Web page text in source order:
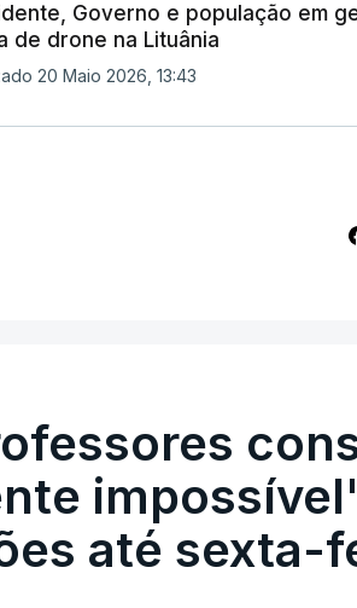
Governo e população em
de drone na Lituânia
20 Maio 2026, 13:43
até sexta-